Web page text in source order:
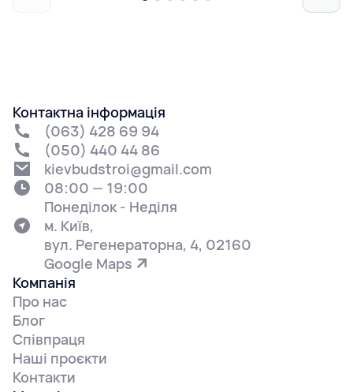
Компанія
Про нас
Блог
Співпраця
Наші проєкти
Контакти
Контактна інформація
(063) 428 69 94
(050) 440 44 86
kievbudstroi@gmail.com
08:00 — 19:00
Понеділок - Неділя
м. Київ,
вул. Регенераторна, 4, 02160
Google Maps